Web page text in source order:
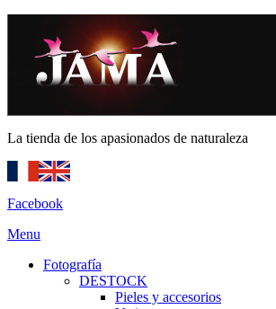
La tienda de los apasionados de naturaleza
Facebook
Menu
Fotografía
DESTOCK
Pieles y accesorios